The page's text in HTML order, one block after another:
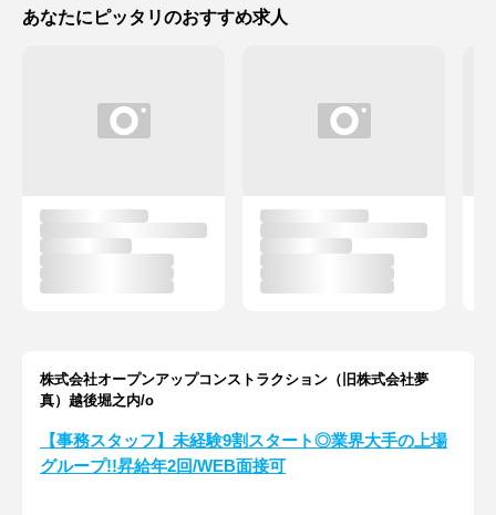
あなたにピッタリのおすすめ求人
株式会社オープンアップコンストラクション（旧株式会社夢
真）越後堀之内/o
【事務スタッフ】未経験9割スタート◎業界大手の上場
グループ!!昇給年2回/WEB面接可